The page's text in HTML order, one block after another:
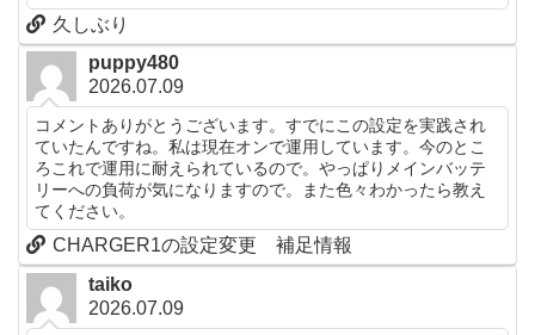
久しぶり
puppy480
2026.07.09
コメントありがとうございます。すでにこの設定を実践され
ていたんですね。私は現在オンで運用しています。今のとこ
ろこれで運用に耐えられているので。やっぱりメインバッテ
リーへの負荷が気になりますので。また色々わかったら教え
てください。
CHARGER1の設定変更 補足情報
taiko
2026.07.09